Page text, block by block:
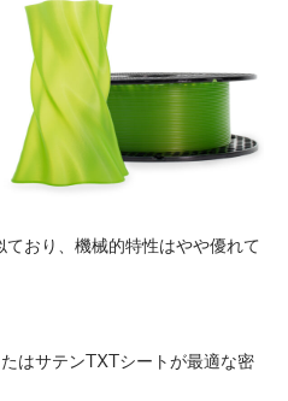
おり、機械的特性はやや優れて
はサテンTXTシートが最適な密